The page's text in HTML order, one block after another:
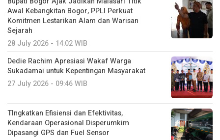
Awal Kebangkitan Bogor, PPLI Perkuat
Komitmen Lestarikan Alam dan Warisan
Sejarah
28 July 2026 - 14:02 WIB
Dedie Rachim Apresiasi Wakaf Warga
Sukadamai untuk Kepentingan Masyarakat
27 July 2026 - 09:46 WIB
TIngkatkan Efisiensi dan Efektivitas,
Kendaraan Operasional Disperumkim
Dipasangi GPS dan Fuel Sensor